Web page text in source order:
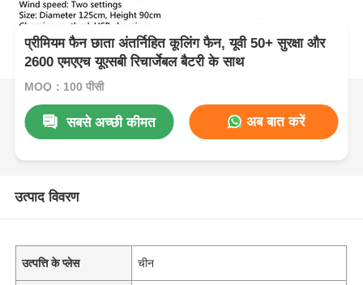
प्रीमियम फैन छाता अंतर्निहित कूलिंग फैन, यूवी 50+ सुरक्षा और
2600 एमएएच यूएसबी रिचार्जेबल बैटरी के साथ
MOQ：100 पीसी
सबसे अच्छी कीमत अब बात करें
उत्पाद विवरण
उत्पत्ति के प्लेस चीन